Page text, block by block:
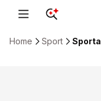
Home Sport